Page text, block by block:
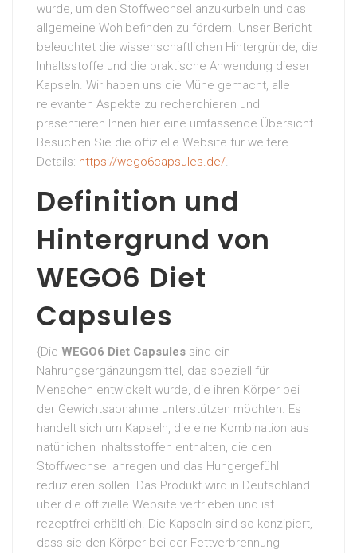
wurde, um den Stoffwechsel anzukurbeln und das
allgemeine Wohlbefinden zu fördern. Unser Bericht
beleuchtet die wissenschaftlichen Hintergründe, die
Inhaltsstoffe und die praktische Anwendung dieser
Kapseln. Wir haben uns die Mühe gemacht, alle
relevanten Aspekte zu recherchieren und
präsentieren Ihnen hier eine umfassende Übersicht.
Besuchen Sie die offizielle Website für weitere
Details: https://wego6capsules.de/.
Definition und
Hintergrund von
WEGO6 Diet
Capsules
{Die WEGO6 Diet Capsules sind ein
Nahrungsergänzungsmittel, das speziell für
Menschen entwickelt wurde, die ihren Körper bei
der Gewichtsabnahme unterstützen möchten. Es
handelt sich um Kapseln, die eine Kombination aus
natürlichen Inhaltsstoffen enthalten, die den
Stoffwechsel anregen und das Hungergefühl
reduzieren sollen. Das Produkt wird in Deutschland
über die offizielle Website vertrieben und ist
rezeptfrei erhältlich. Die Kapseln sind so konzipiert,
dass sie den Körper bei der Fettverbrennung